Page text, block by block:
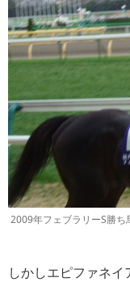
2009年フェブラリーS勝ち
しかしエピファネ